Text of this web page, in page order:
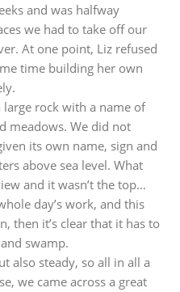
and was halfway
we had to take off our
At one point, Liz refused
time building her own
rock with a name of
meadows. We did not
its own name, sign and
above sea level. What
and it wasn’t the top…
day’s work, and this
then it’s clear that it has to
swamp.
also steady, so all in all a
we came across a great